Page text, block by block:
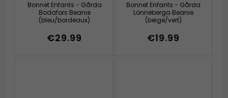
Bonnet Enfants - Gårda
Bodafors Beanie
(bleu/bordeaux)
€29.99
Bonnet Enfants - Gårda
Lönneberga Beanie
(beige/vert)
€19.99